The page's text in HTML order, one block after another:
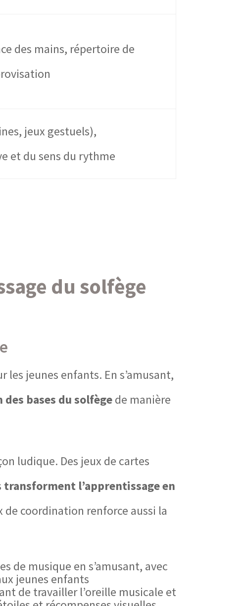
des mains, répertoire de
jeux gestuels),
et du sens du rythme
du solfège
jeunes enfants. En s’amusant,
bases du solfègede manière
ludique. Des jeux de cartes
transforment l’apprentissage en
de coordination renforce aussi la
de musique en s’amusant, avec
jeunes enfants
de travailler l’oreille musicale et